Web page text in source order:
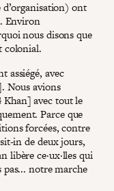
d’organisation) ont
Environ
nous disons que
colonial.
assiégé, avec
Nous avions
Khan] avec tout le
Parce que
forcées, contre
in de deux jours,
libère ce·ux·lles qui
pas... notre marche